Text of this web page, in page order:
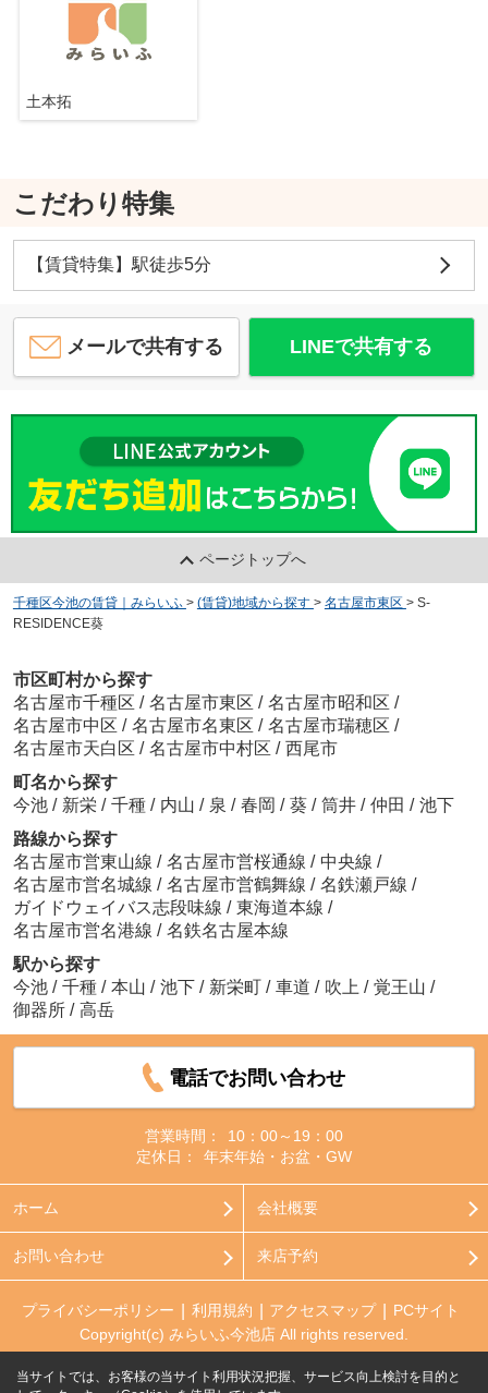
土本拓
こだわり特集
【賃貸特集】駅徒歩5分
メールで共有する LINEで共有する
ページトップへ
千種区今池の賃貸｜みらいふ > (賃貸)地域から探す > 名古屋市東区 > S-
RESIDENCE葵
市区町村から探す
名古屋市千種区 / 名古屋市東区 / 名古屋市昭和区 /
名古屋市中区 / 名古屋市名東区 / 名古屋市瑞穂区 /
名古屋市天白区 / 名古屋市中村区 / 西尾市
町名から探す
今池 / 新栄 / 千種 / 内山 / 泉 / 春岡 / 葵 / 筒井 / 仲田 / 池下
路線から探す
名古屋市営東山線 / 名古屋市営桜通線 / 中央線 /
名古屋市営名城線 / 名古屋市営鶴舞線 / 名鉄瀬戸線 /
ガイドウェイバス志段味線 / 東海道本線 /
名古屋市営名港線 / 名鉄名古屋本線
駅から探す
今池 / 千種 / 本山 / 池下 / 新栄町 / 車道 / 吹上 / 覚王山 /
御器所 / 高岳
電話でお問い合わせ
営業時間：
10：00～19：00
定休日：
年末年始・お盆・GW
ホーム 会社概要
お問い合わせ 来店予約
プライバシーポリシー 利用規約 アクセスマップ
PCサイト
Copyright(c) みらいふ今池店 All rights reserved.
当サイトでは、お客様の当サイト利用状況把握、サービス向上検討を目的と